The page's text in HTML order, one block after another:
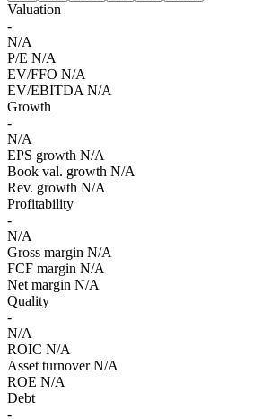
Valuation
-
N/A
P/E N/A
EV/FFO N/A
EV/EBITDA N/A
Growth
-
N/A
EPS growth N/A
Book val. growth N/A
Rev. growth N/A
Profitability
-
N/A
Gross margin N/A
FCF margin N/A
Net margin N/A
Quality
-
N/A
ROIC N/A
Asset turnover N/A
ROE N/A
Debt
-